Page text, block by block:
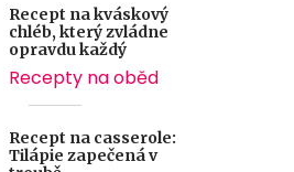
Recept na kváskový
chléb, který zvládne
opravdu každý
Recepty na oběd
Recept na casserole:
Tilápie zapečená v